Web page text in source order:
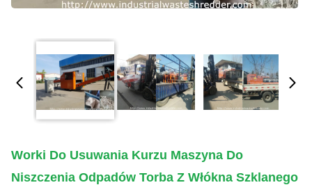
Worki Do Usuwania Kurzu Maszyna Do
Niszczenia Odpadów Torba Z Włókna Szklanego